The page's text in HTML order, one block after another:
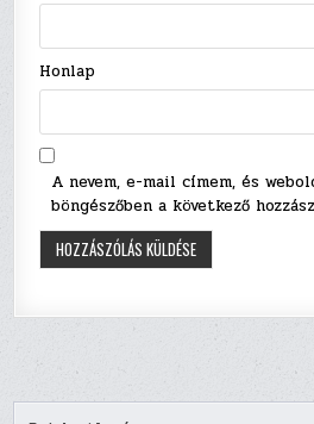
Honlap
A nevem, e-mail címem, és
böngészőben a következő